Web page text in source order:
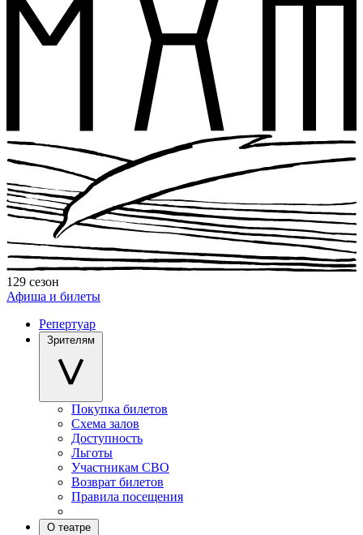
129 сезон
Афиша и билеты
Репертуар
Зрителям
Покупка билетов
Схема залов
Доступность
Льготы
Участникам СВО
Возврат билетов
Правила посещения
О театре